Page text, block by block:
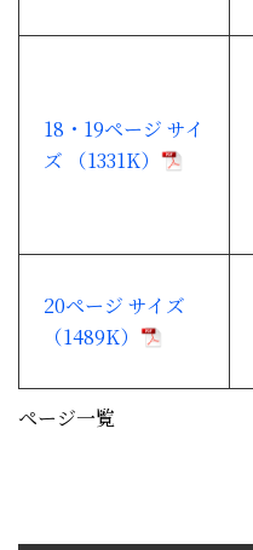
ページ一覧
18・19ページ サイ
ズ （1331K）
20ページ サイズ
（1489K）